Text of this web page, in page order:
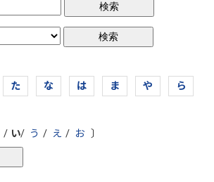
た な は ま や ら
/ い/ う / え / お 〕